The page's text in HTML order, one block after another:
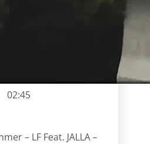
02:45
– LF Feat. JALLA –